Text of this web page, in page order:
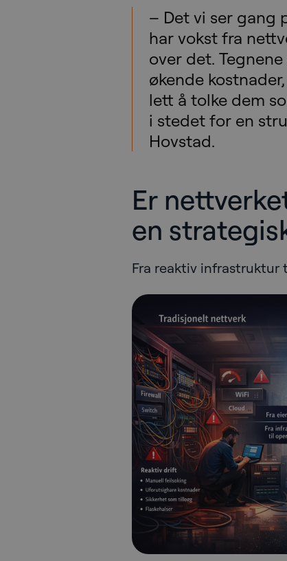
– Det vi ser gang
har vokst fra
over det.
økende
lett å tolke dem
i stedet for en
Hovstad.
Er
en
Fra reaktiv